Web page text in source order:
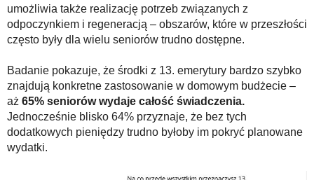
umożliwia także realizację potrzeb związanych z
odpoczynkiem i regeneracją – obszarów, które w przeszłości
często były dla wielu seniorów trudno dostępne.
Badanie pokazuje, że środki z 13. emerytury bardzo szybko
znajdują konkretne zastosowanie w domowym budżecie –
aż 65% seniorów wydaje całość świadczenia.
Jednocześnie blisko 64% przyznaje, że bez tych
dodatkowych pieniędzy trudno byłoby im pokryć planowane
wydatki.